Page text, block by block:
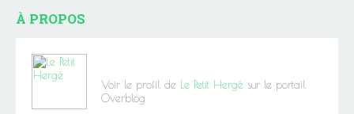
À PROPOS
Voir le profil de Le Petit Hergé sur le portail
Overblog